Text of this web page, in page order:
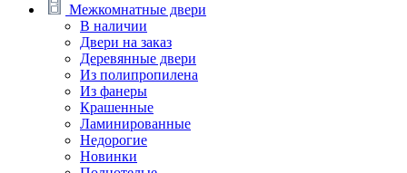
Межкомнатные двери
В наличии
Двери на заказ
Деревянные двери
Из полипропилена
Из фанеры
Крашенные
Ламинированные
Недорогие
Новинки